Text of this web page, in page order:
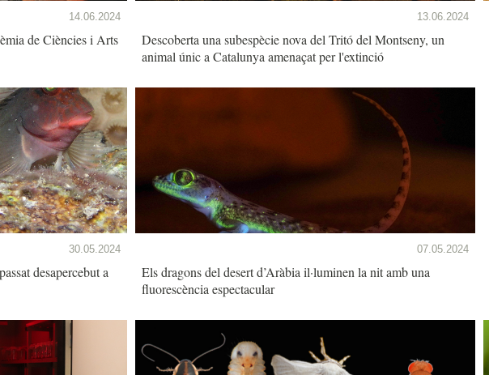
14.06.2024
de Ciències i Arts
13.06.2024
Descoberta una subespècie nova del Tritó del Montseny, un
animal únic a Catalunya amenaçat per l'extinció
30.05.2024
desapercebut a
07.05.2024
Els dragons del desert d’Aràbia il·luminen la nit amb una
fluorescència espectacular